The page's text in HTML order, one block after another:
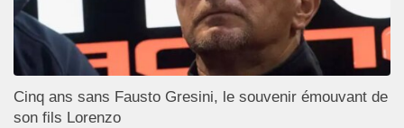
Cinq ans sans Fausto Gresini, le souvenir émouvant de
son fils Lorenzo